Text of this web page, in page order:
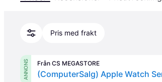
Pris med frakt
ANNONS Från CS MEGASTORE